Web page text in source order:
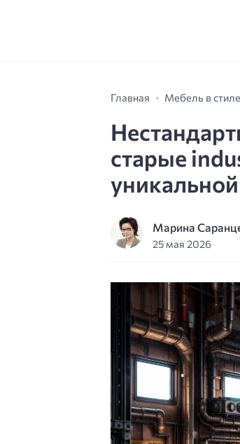
Главная Мебель в
старые
Марина
25 мая 2026